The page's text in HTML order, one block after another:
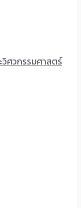
ศวกรรมศาสตร์